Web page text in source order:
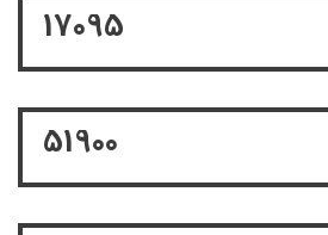
17095
51900